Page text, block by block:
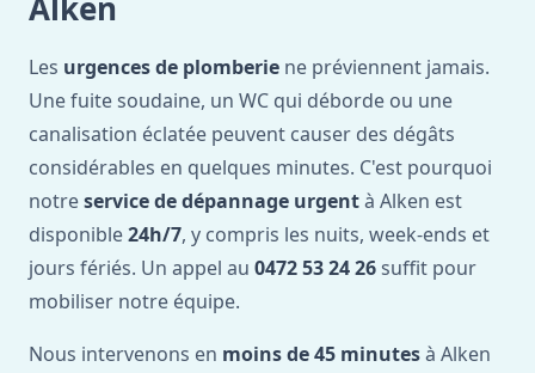
Les urgences de plomberie ne préviennent jamais.
Une fuite soudaine, un WC qui déborde ou une
canalisation éclatée peuvent causer des dégâts
considérables en quelques minutes. C'est pourquoi
notreservice de dépannage urgentà Alken est
disponible24h/7, y compris les nuits, week-ends et
jours fériés. Un appel au 0472 53 24 26 suffit pour
mobiliser notre équipe.
Nous intervenons en moins de 45 minutesà Alken